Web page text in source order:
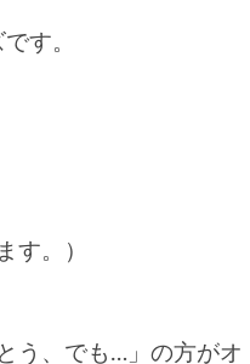
す。
す。）
う、でも…」の方がオ